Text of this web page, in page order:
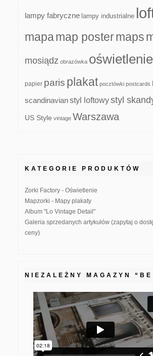
lampy fabryczne lampy industrialne
mapamap postermaps
mosiądz obrazówka oświetlenie
papier paris plakat pocztówki postcards
scandinavianstyl loftowystyl
US Style vintage Warszawa
KATEGORIE PRODUKTÓW
Zorki Factory - Oświetlenie
Mapzorki - Mapy plakaty
Album "Lo Vintage Detail"
Galeria sprzedanych artykułów (zapytaj o
ceny)
NIEZALEŻNY MAGAZYN “BE